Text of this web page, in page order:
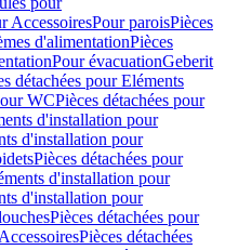
AccessoiresPour paroisPièces
d'alimentationPièces
Pour évacuationGeberit
détachées pour Eléments
WCPièces détachées pour
d'installation pour
d'installation pour
Pièces détachées pour
d'installation pour
d'installation pour
Pièces détachées pour
AccessoiresPièces détachées